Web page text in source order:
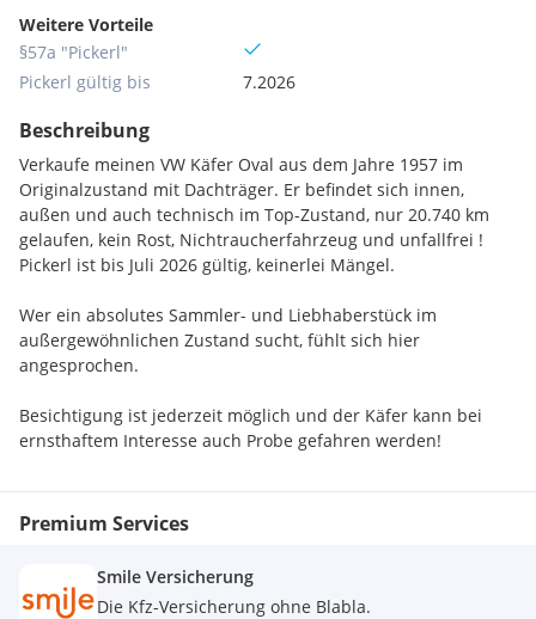
Weitere Vorteile
§57a "Pickerl"
Pickerl gültig bis
7.2026
Beschreibung
Verkaufe meinen VW Käfer Oval aus dem Jahre 1957 im
Originalzustand mit Dachträger. Er befindet sich innen,
außen und auch technisch im Top-Zustand, nur 20.740 km
gelaufen, kein Rost, Nichtraucherfahrzeug und unfallfrei !
Pickerl ist bis Juli 2026 gültig, keinerlei Mängel.
Wer ein absolutes Sammler- und Liebhaberstück im
außergewöhnlichen Zustand sucht, fühlt sich hier
angesprochen.
Besichtigung ist jederzeit möglich und der Käfer kann bei
ernsthaftem Interesse auch Probe gefahren werden!
Dies ist ein Privatverkauf daher schließe ich jegliche
Gewährleistung aus.
Premium Services
Smile Versicherung
Die Kfz-Versicherung ohne Blabla.